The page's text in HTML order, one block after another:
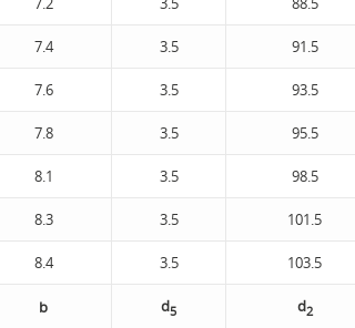
7.4 3.5 91.5
7.6 3.5 93.5
7.8 3.5 95.5
8.1 3.5 98.5
8.3 3.5 101.5
8.4 3.5 103.5
b d5 d2